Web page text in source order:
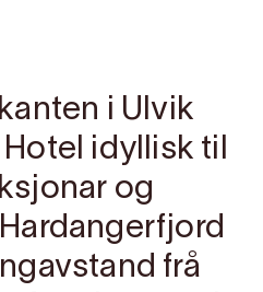
i Ulvik
idyllisk til
og
frå